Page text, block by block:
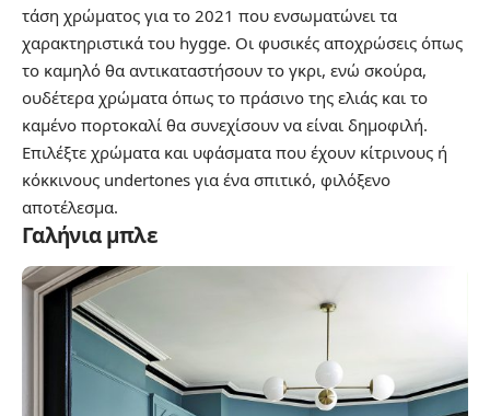
τάση χρώματος για το 2021 που ενσωματώνει τα
χαρακτηριστικά του hygge. Οι φυσικές αποχρώσεις όπως
το καμηλό θα αντικαταστήσουν το γκρι, ενώ σκούρα,
ουδέτερα χρώματα όπως το πράσινο της ελιάς και το
καμένο πορτοκαλί θα συνεχίσουν να είναι δημοφιλή.
Επιλέξτε χρώματα και υφάσματα που έχουν κίτρινους ή
κόκκινους undertones για ένα σπιτικό, φιλόξενο
αποτέλεσμα.
Γαλήνια μπλε